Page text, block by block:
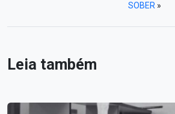
SOBER »
Leia também